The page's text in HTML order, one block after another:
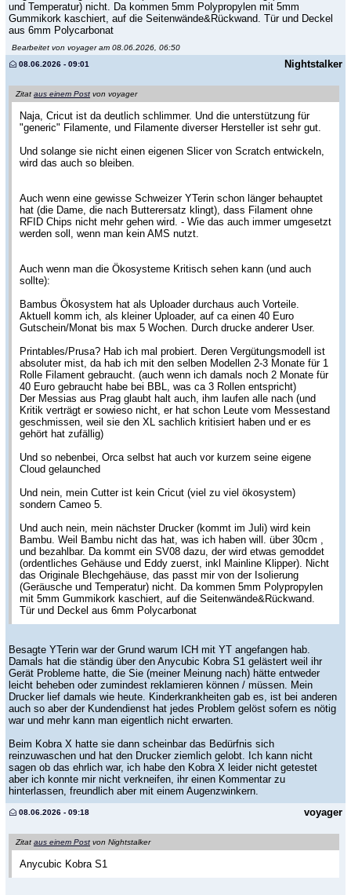
und Temperatur) nicht. Da kommen 5mm Polypropylen mit 5mm
Gummikork kaschiert, auf die Seitenwände&Rückwand. Tür und Deckel
aus 6mm Polycarbonat
Bearbeitet von voyager am 08.06.2026, 06:50
Nightstalker
08.06.2026 - 09:01
Zitat aus einem Post von voyager
Naja, Cricut ist da deutlich schlimmer. Und die unterstützung für
"generic" Filamente, und Filamente diverser Hersteller ist sehr gut.
Und solange sie nicht einen eigenen Slicer von Scratch entwickeln,
wird das auch so bleiben.
Auch wenn eine gewisse Schweizer YTerin schon länger behauptet
hat (die Dame, die nach Butterersatz klingt), dass Filament ohne
RFID Chips nicht mehr gehen wird. - Wie das auch immer umgesetzt
werden soll, wenn man kein AMS nutzt.
Auch wenn man die Ökosysteme Kritisch sehen kann (und auch
sollte):
Bambus Ökosystem hat als Uploader durchaus auch Vorteile.
Aktuell komm ich, als kleiner Uploader, auf ca einen 40 Euro
Gutschein/Monat bis max 5 Wochen. Durch drucke anderer User.
Printables/Prusa? Hab ich mal probiert. Deren Vergütungsmodell ist
absoluter mist, da hab ich mit den selben Modellen 2-3 Monate für 1
Rolle Filament gebraucht. (auch wenn ich damals noch 2 Monate für
40 Euro gebraucht habe bei BBL, was ca 3 Rollen entspricht)
Der Messias aus Prag glaubt halt auch, ihm laufen alle nach (und
Kritik verträgt er sowieso nicht, er hat schon Leute vom Messestand
geschmissen, weil sie den XL sachlich kritisiert haben und er es
gehört hat zufällig)
Und so nebenbei, Orca selbst hat auch vor kurzem seine eigene
Cloud gelaunched
Und nein, mein Cutter ist kein Cricut (viel zu viel ökosystem)
sondern Cameo 5.
Und auch nein, mein nächster Drucker (kommt im Juli) wird kein
Bambu. Weil Bambu nicht das hat, was ich haben will. über 30cm ,
und bezahlbar. Da kommt ein SV08 dazu, der wird etwas gemoddet
(ordentliches Gehäuse und Eddy zuerst, inkl Mainline Klipper). Nicht
das Originale Blechgehäuse, das passt mir von der Isolierung
(Geräusche und Temperatur) nicht. Da kommen 5mm Polypropylen
mit 5mm Gummikork kaschiert, auf die Seitenwände&Rückwand.
Tür und Deckel aus 6mm Polycarbonat
Besagte YTerin war der Grund warum ICH mit YT angefangen hab.
Damals hat die ständig über den Anycubic Kobra S1 gelästert weil ihr
Gerät Probleme hatte, die Sie (meiner Meinung nach) hätte entweder
leicht beheben oder zumindest reklamieren können / müssen. Mein
Drucker lief damals wie heute. Kinderkrankheiten gab es, ist bei anderen
auch so aber der Kundendienst hat jedes Problem gelöst sofern es nötig
war und mehr kann man eigentlich nicht erwarten.
Beim Kobra X hatte sie dann scheinbar das Bedürfnis sich
reinzuwaschen und hat den Drucker ziemlich gelobt. Ich kann nicht
sagen ob das ehrlich war, ich habe den Kobra X leider nicht getestet
aber ich konnte mir nicht verkneifen, ihr einen Kommentar zu
hinterlassen, freundlich aber mit einem Augenzwinkern.
voyager
08.06.2026 - 09:18
Zitat aus einem Post von Nightstalker
Anycubic Kobra S1